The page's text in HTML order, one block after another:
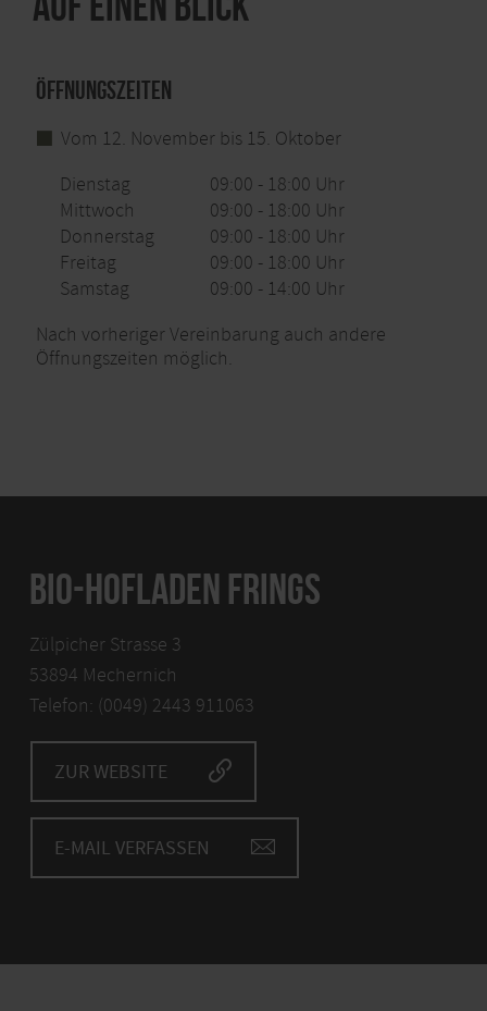
Öffnungszeiten
Vom 12. November bis 15. Oktober
Dienstag
09:00 - 18:00 Uhr
Mittwoch
09:00 - 18:00 Uhr
Donnerstag
09:00 - 18:00 Uhr
Freitag
09:00 - 18:00 Uhr
Samstag
09:00 - 14:00 Uhr
Nach vorheriger Vereinbarung auch andere
Öffnungszeiten möglich.
BIO-HOFLADEN FRINGS
Zülpicher Strasse 3
53894 Mechernich
Telefon: (0049) 2443 911063
ZUR WEBSITE
E-MAIL VERFASSEN